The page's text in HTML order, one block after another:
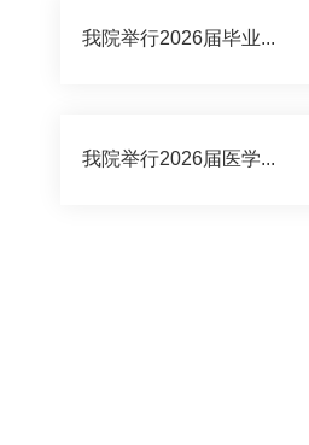
我院举行2026届毕业...
我院举行2026届医学...